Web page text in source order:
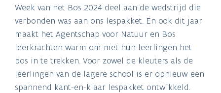
Week van het Bos 2024 deel aan de wedstrijd die
verbonden was aan ons lespakket. En ook dit jaar
maakt het Agentschap voor Natuur en Bos
leerkrachten warm om met hun leerlingen het
bos in te trekken. Voor zowel de kleuters als de
leerlingen van de lagere school is er opnieuw een
spannend kant-en-klaar lespakket ontwikkeld.